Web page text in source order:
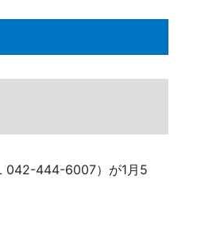
042-444-6007）が1月5